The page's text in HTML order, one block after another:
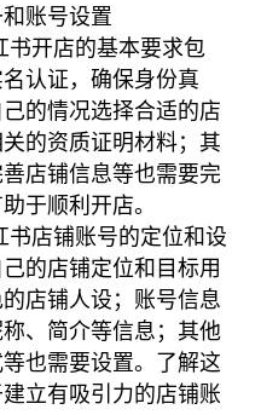
账号设置
书开店的基本要求包
认证，确保身份真
的情况选择合适的店
的资质证明材料；其
店铺信息等也需要完
于顺利开店。
书店铺账号的定位和设
的店铺定位和目标用
店铺人设；账号信息
、简介等信息；其他
也需要设置。了解这
立有吸引力的店铺账